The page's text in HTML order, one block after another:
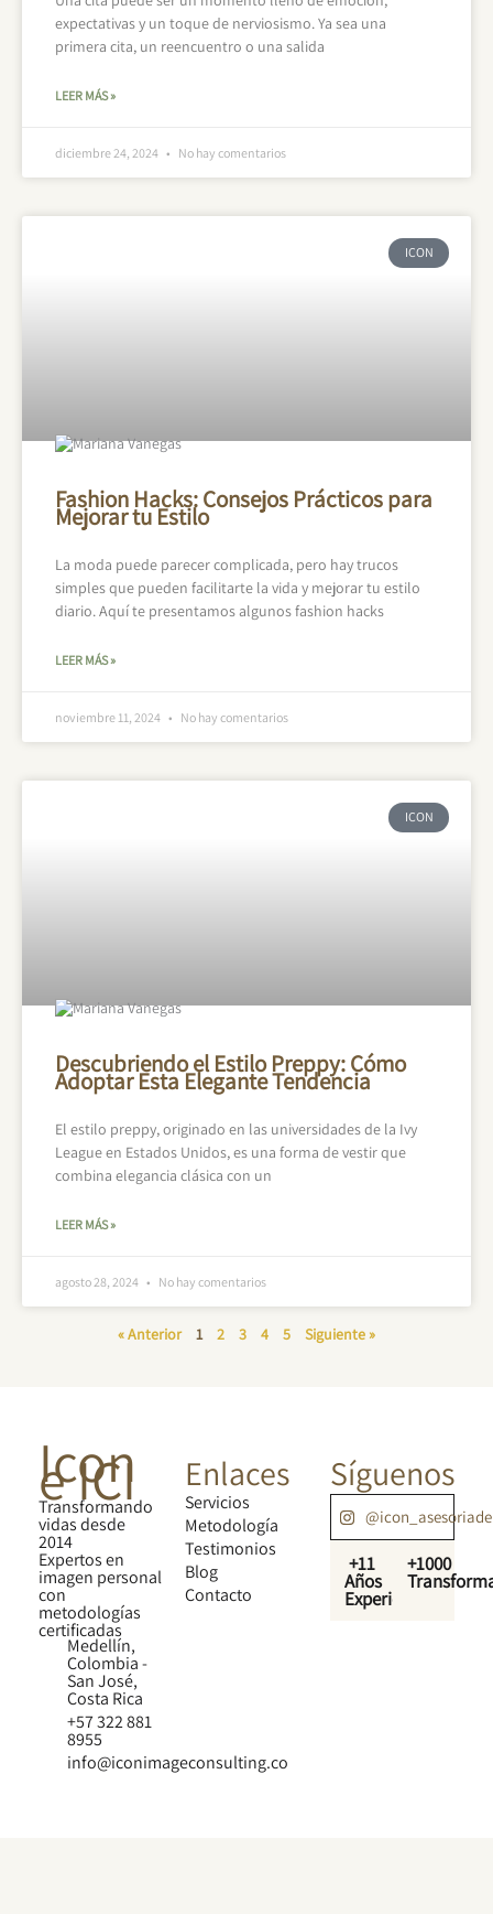
expectativas y un toque de nerviosismo. Ya sea una
primera cita, un reencuentro o una salida
LEER MÁS »
diciembre 24, 2024 No hay comentarios
ICON
Fashion Hacks: Consejos Prácticos para
Mejorar tu Estilo
La moda puede parecer complicada, pero hay trucos
simples que pueden facilitarte la vida y mejorar tu estilo
diario. Aquí te presentamos algunos fashion hacks
LEER MÁS »
noviembre 11, 2024 No hay comentarios
ICON
Descubriendo el Estilo Preppy: Cómo
Adoptar Esta Elegante Tendencia
El estilo preppy, originado en las universidades de la Ivy
League en Estados Unidos, es una forma de vestir que
combina elegancia clásica con un
LEER MÁS »
agosto 28, 2024 No hay comentarios
« Anterior 1 2 3 4 5 Siguiente »
Icon
e ICI
Transformando
vidas desde
2014
Expertos en
imagen personal
con
metodologías
certificadas
Medellín,
Colombia -
San José,
Costa Rica
+57 322 881
8955
info@iconimageconsulting.co
Enlaces
Servicios
Metodología
Testimonios
Blog
Contacto
Síguenos
+11
Años
Experiencia
+1000